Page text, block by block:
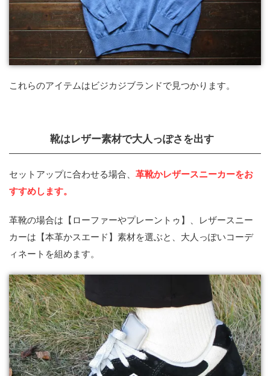
これらのアイテムはビジカジブランドで見つかります。
靴はレザー素材で大人っぽさを出す
セットアップに合わせる場合、 革靴かレザースニーカーをお
すすめします。
革靴の場合は【ローファーやプレーントゥ】、レザースニー
カーは【本革かスエード】素材を選ぶと、大人っぽいコーデ
ィネートを組めます。